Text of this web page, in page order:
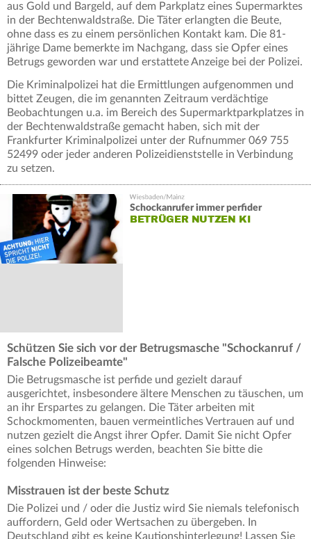
aus Gold und Bargeld, auf dem Parkplatz eines Supermarktes
in der Bechtenwaldstraße. Die Täter erlangten die Beute,
ohne dass es zu einem persönlichen Kontakt kam. Die 81-
jährige Dame bemerkte im Nachgang, dass sie Opfer eines
Betrugs geworden war und erstattete Anzeige bei der Polizei.
Die Kriminalpolizei hat die Ermittlungen aufgenommen und
bittet Zeugen, die im genannten Zeitraum verdächtige
Beobachtungen u.a. im Bereich des Supermarktparkplatzes in
der Bechtenwaldstraße gemacht haben, sich mit der
Frankfurter Kriminalpolizei unter der Rufnummer 069 755
52499 oder jeder anderen Polizeidienststelle in Verbindung
zu setzen.
Schockanrufer immer perfider
BETRÜGER NUTZEN KI
Schützen Sie sich vor der Betrugsmasche "Schockanruf /
Falsche Polizeibeamte"
Die Betrugsmasche ist perfide und gezielt darauf
ausgerichtet, insbesondere ältere Menschen zu täuschen, um
an ihr Erspartes zu gelangen. Die Täter arbeiten mit
Schockmomenten, bauen vermeintliches Vertrauen auf und
nutzen gezielt die Angst ihrer Opfer. Damit Sie nicht Opfer
eines solchen Betrugs werden, beachten Sie bitte die
folgenden Hinweise:
Misstrauen ist der beste Schutz
Die Polizei und / oder die Justiz wird Sie niemals telefonisch
auffordern, Geld oder Wertsachen zu übergeben. In
Deutschland gibt es keine Kautionshinterlegung! Lassen Sie